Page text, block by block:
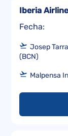
Fecha:
Iberia
Josep
(BCN)
Malpensa